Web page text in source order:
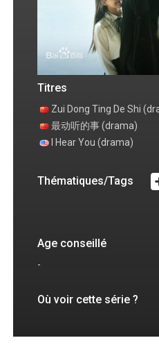
Titres
Zui Dong Ting De Shi
最动听的事 (drama)
I Hear You (drama)
Thématiques/Tags
Age conseillé
-
Où voir cette série ?